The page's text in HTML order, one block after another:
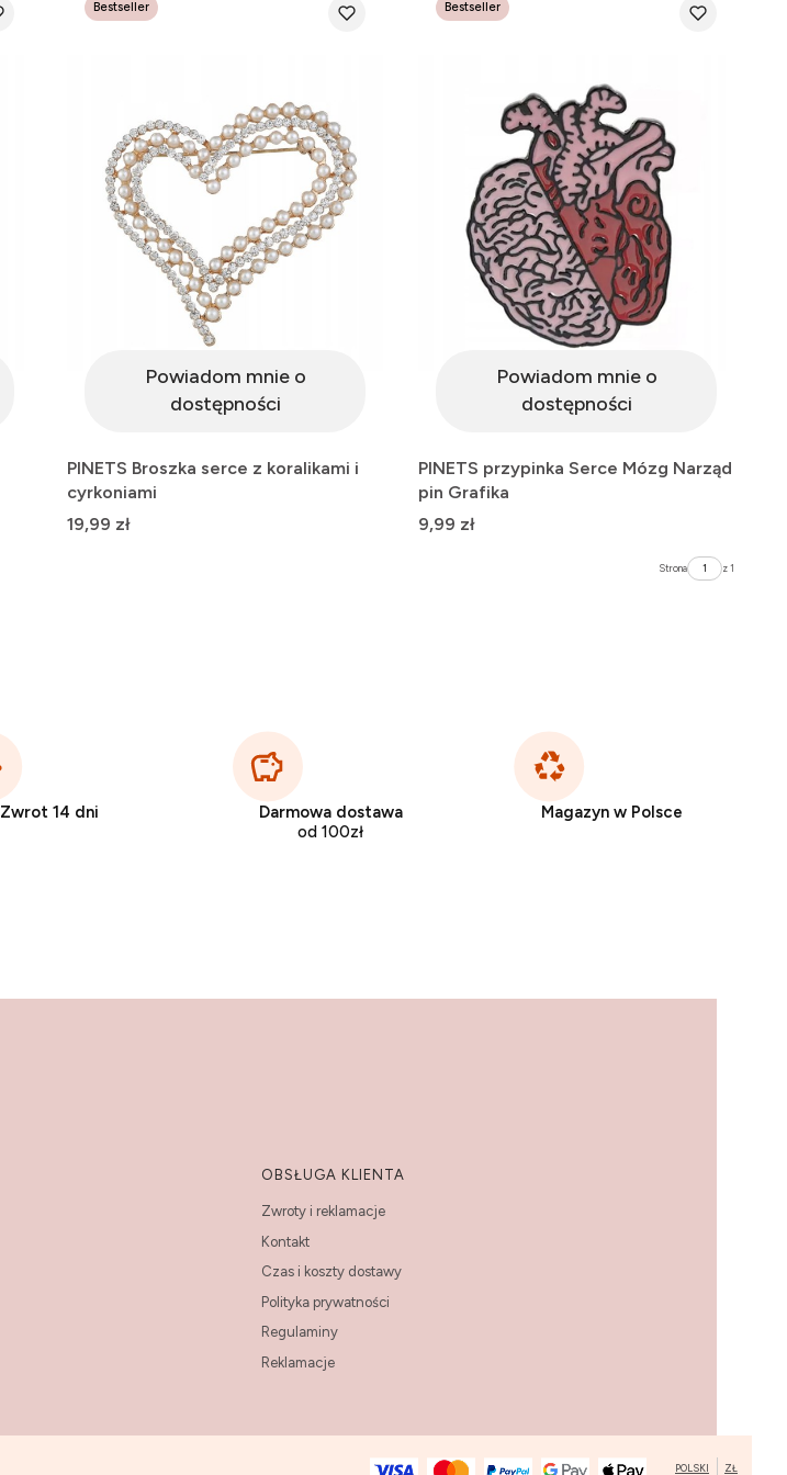
Bestseller
Powiadom mnie o
dostępności
PINETS Broszka serce z koralikami i
cyrkoniami
Cena
19,99 zł
Bestseller
Powiadom mnie o
dostępności
PINETS przypinka Serce Mózg Narząd
pin Grafika
Cena
9,99 zł
Strona z 1
Zwrot 14 dni
Darmowa dostawa
od 100zł
Magazyn w Polsce
OBSŁUGA KLIENTA
Zwroty i reklamacje
Kontakt
Czas i koszty dostawy
Polityka prywatności
Regulaminy
Reklamacje
POLSKI ZŁ